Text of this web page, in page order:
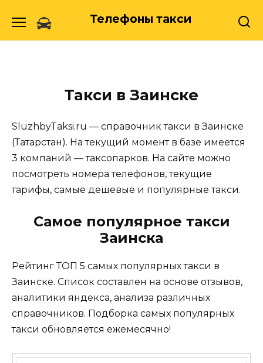
Телефоны такси
Такси в Заинске
SluzhbyTaksi.ru — справочник такси в Заинске
(Татарстан). На текущий момент в базе имеется
3 компаний — таксопарков. На сайте можно
посмотреть номера телефонов, текущие
тарифы, самые дешевые и популярные такси.
Самое популярное такси
Заинска
Рейтинг ТОП 5 самых популярных такси в
Заинске. Список составлен на основе отзывов,
аналитики яндекса, анализа различных
справочников. Подборка самых популярных
такси обновляется ежемесячно!